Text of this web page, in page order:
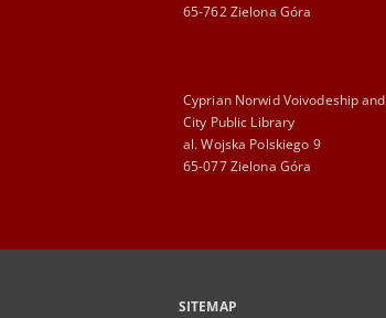
65-762 Zielona Góra
Cyprian Norwid Voivodeship and
City Public Library
al. Wojska Polskiego 9
65-077 Zielona Góra
SITEMAP